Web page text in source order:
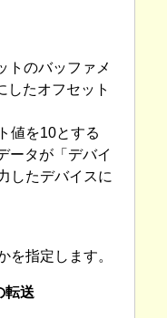
トのバッファメ
したオフセット
値を10とする
ータが「デバイ
したデバイスに
を指定します。
転送